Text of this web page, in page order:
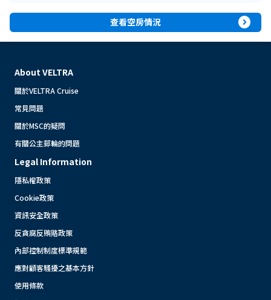
查看空房情況 expand_circle_right
About VELTRA
關於VELTRA Cruise
常見問題
關於MSC的疑問
有關公主郵輪的問題
Legal Information
隱私權政策
Cookie政策
資訊安全政策
反貪腐反賄賂政策
內部控制制度標準規範
應對顧客騷擾之基本方針
使用條款